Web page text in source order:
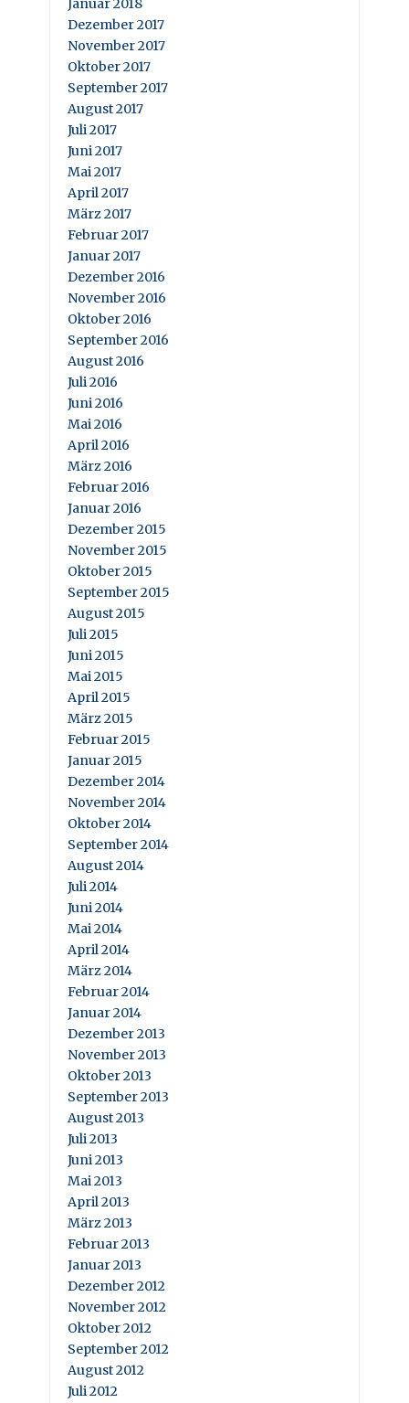
Januar 2018
Dezember 2017
November 2017
Oktober 2017
September 2017
August 2017
Juli 2017
Juni 2017
Mai 2017
April 2017
März 2017
Februar 2017
Januar 2017
Dezember 2016
November 2016
Oktober 2016
September 2016
August 2016
Juli 2016
Juni 2016
Mai 2016
April 2016
März 2016
Februar 2016
Januar 2016
Dezember 2015
November 2015
Oktober 2015
September 2015
August 2015
Juli 2015
Juni 2015
Mai 2015
April 2015
März 2015
Februar 2015
Januar 2015
Dezember 2014
November 2014
Oktober 2014
September 2014
August 2014
Juli 2014
Juni 2014
Mai 2014
April 2014
März 2014
Februar 2014
Januar 2014
Dezember 2013
November 2013
Oktober 2013
September 2013
August 2013
Juli 2013
Juni 2013
Mai 2013
April 2013
März 2013
Februar 2013
Januar 2013
Dezember 2012
November 2012
Oktober 2012
September 2012
August 2012
Juli 2012